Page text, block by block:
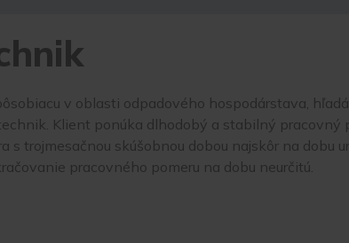
v oblasti odpadového hospodárstava,
Klient ponúka dlhodobý a stabilný pracovný
s trojmesačnou skúšobnou dobou najskôr na dobu
pracovného pomeru na dobu neurčitú.